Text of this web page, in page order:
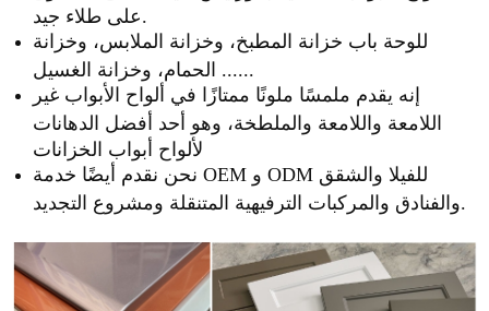
للوحة باب خزانة المطبخ، وخزانة الملابس، وخزانة
إنه يقدم ملمسًا ملونًا ممتازًا في ألواح الأبواب غير
اللامعة واللامعة والملطخة، وهو أحد أفضل الدهانات
لألواح أبواب الخزانات
نحن نقدم أيضًا خدمة OEM و ODM للفيلا والشقق